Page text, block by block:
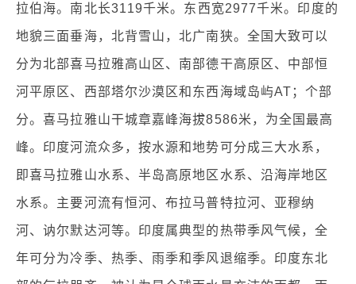
拉伯海。南北长3119千米。东西宽2977千米。印度的
地貌三面垂海，北背雪山，北广南狭。全国大致可以
分为北部喜马拉雅高山区、南部德干高原区、中部恒
河平原区、西部塔尔沙漠区和东西海域岛屿AT；个部
分。喜马拉雅山干城章嘉峰海拔8586米，为全国最高
峰。印度河流众多，按水源和地势可分成三大水系，
即喜马拉雅山水系、半岛高原地区水系、沿海岸地区
水系。主要河流有恒河、布拉马普特拉河、亚穆纳
河、讷尔默达河等。印度属典型的热带季风气候，全
年可分为冷季、热季、雨季和季风退缩季。印度东北